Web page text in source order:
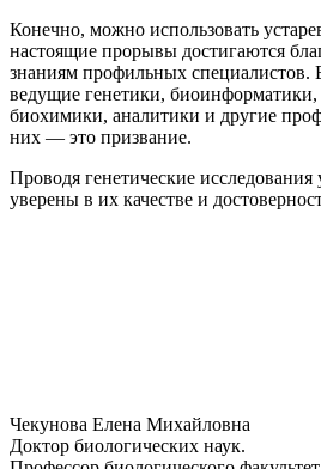
Конечно, можно использовать
настоящие прорывы достигаются
знаниям профильных
ведущие генетики,
биохимики, аналитики и другие
них — это призвание.
Проводя генетические
уверены в их качестве и
Чекунова Елена Михайловна
Доктор биологических наук.